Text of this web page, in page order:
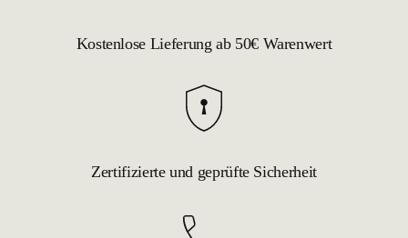
Kostenlose Lieferung ab 50€ Warenwert
Zertifizierte und geprüfte Sicherheit